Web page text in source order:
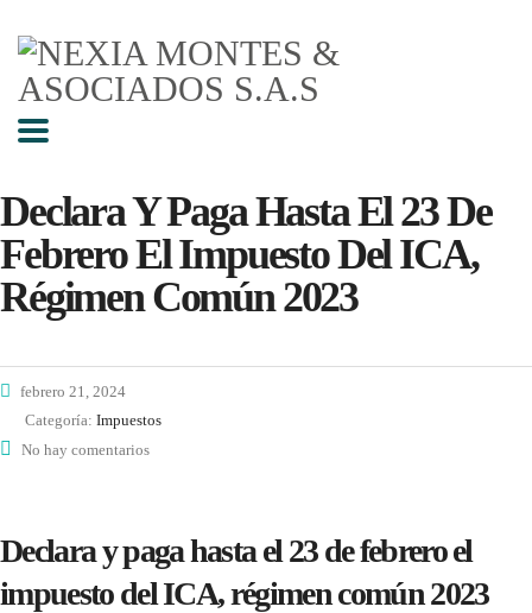
Declara Y Paga Hasta El 23 De
Febrero El Impuesto Del ICA,
Régimen Común 2023
febrero 21, 2024
Categoría: Impuestos
No hay comentarios
Declara y paga hasta el 23 de febrero el
impuesto del ICA, régimen común 2023